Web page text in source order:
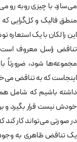
می‌سازد با چیزی روبه رو
منطق فالیک و کل‌گرایی
این را لکان با یک
تناقض راسل معروف
مجموعه‌ها شود، ضرورتاً
اینجاست که به تناقض
داشته باشیم که شامل
خودش نیست قرار بگیرد و
در صورتی می‌تواند کار کند
یک تناقض ظاهری به وجود